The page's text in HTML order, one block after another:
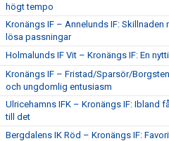
högt tempo
Kronängs IF – Annelunds IF: Skillnaden
lösa passningar
Holmalunds IF Vit – Kronängs IF: En
Kronängs IF – Fristad/Sparsör/
och ungdomlig entusiasm
Ulricehamns IFK – Kronängs IF: Ibland
till det
Bergdalens IK Röd – Kronängs IF: